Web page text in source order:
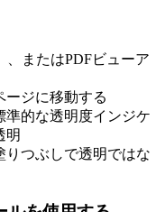
、またはPDFビューア
ージに移動する
準的な透明度インジケ
明
りつぶしで透明ではな